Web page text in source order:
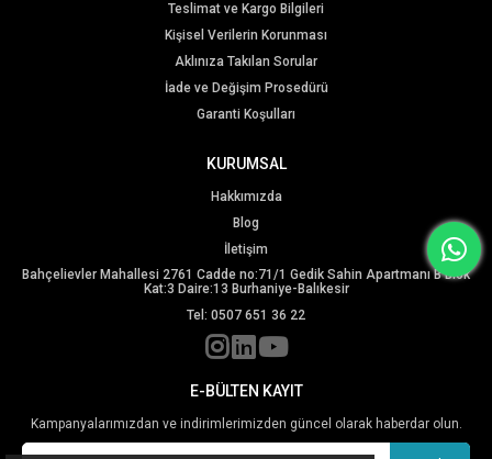
Teslimat ve Kargo Bilgileri
Kişisel Verilerin Korunması
Aklınıza Takılan Sorular
İade ve Değişim Prosedürü
Garanti Koşulları
KURUMSAL
Hakkımızda
Blog
İletişim
Bahçelievler Mahallesi 2761 Cadde no:71/1 Gedik Sahin Apartmanı B Blok
Kat:3 Daire:13 Burhaniye-Balıkesir
Tel: 0507 651 36 22
E-BÜLTEN KAYIT
Kampanyalarımızdan ve indirimlerimizden güncel olarak haberdar olun.